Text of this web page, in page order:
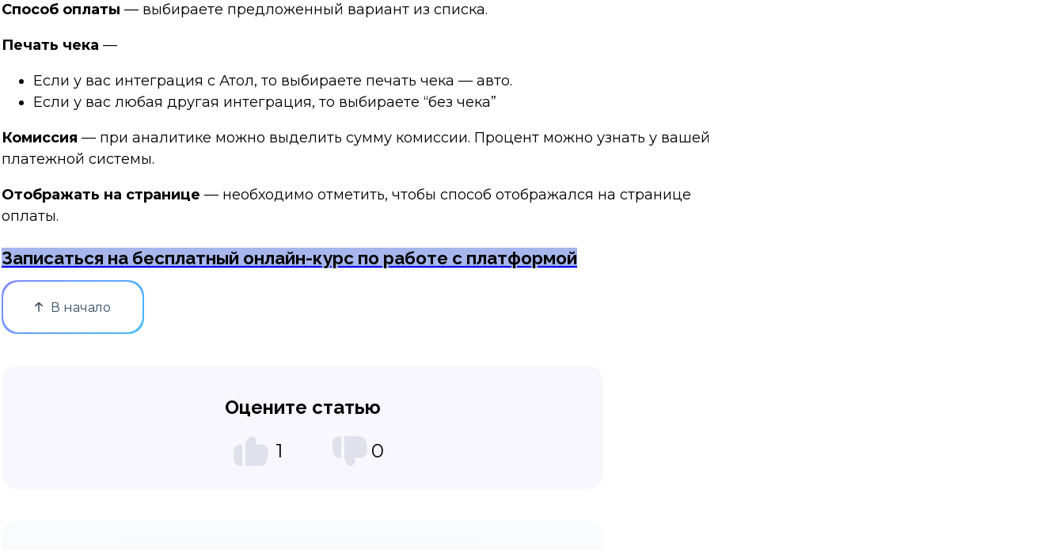
Способ оплаты — выбираете предложенный вариант из списка.
Печать чека —
Если у вас интеграция с Атол, то выбираете печать чека — авто.
Если у вас любая другая интеграция, то выбираете “без чека”
Комиссия — при аналитике можно выделить сумму комиссии. Процент можно узнать у вашей
платежной системы.
Отображать на странице — необходимо отметить, чтобы способ отображался на странице
оплаты.
Записаться на бесплатный онлайн-курс по работе с платформой
В начало
Оцените статью
1
0